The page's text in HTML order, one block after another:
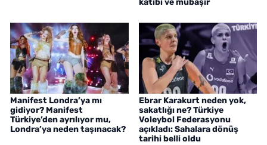
katibi ve mübaşir
Manifest Londra’ya mı
gidiyor? Manifest
Türkiye’den ayrılıyor mu,
Londra’ya neden taşınacak?
Ebrar Karakurt neden yok,
sakatlığı ne? Türkiye
Voleybol Federasyonu
açıkladı: Sahalara dönüş
tarihi belli oldu